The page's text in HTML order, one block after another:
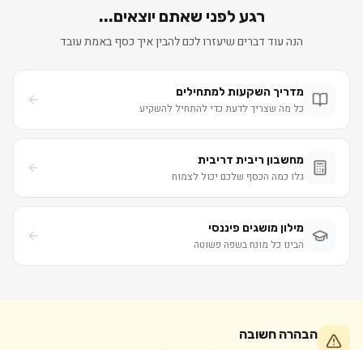
רגע לפני שאתם יוצאים...
הנה עוד דברים שיעזרו לכם להבין איך כסף באמת עובד
מדריך השקעות למתחילים
כל מה שצריך לדעת כדי להתחיל להשקיע
מחשבון ריבית דריבית
גלו כמה הכסף שלכם יכול לצמוח
מילון מושגים פיננסי
הבינו כל מונח בשפה פשוטה
הבהרה חשובה